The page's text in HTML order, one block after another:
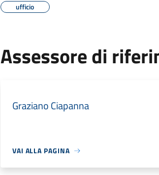
ufficio
Assessore di
Graziano Ciapanna
VAI ALLA PAGINA